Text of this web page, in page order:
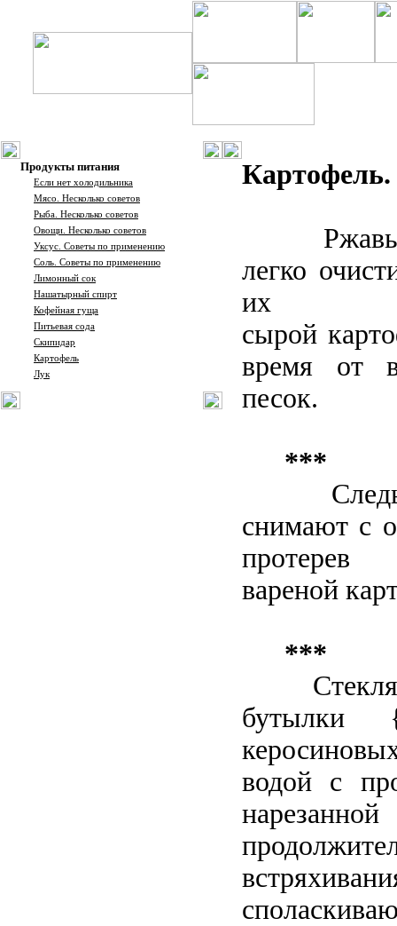
Продукты питания
Если нет холодильника
Мясо. Несколько советов
Рыба. Несколько советов
Овощи. Несколько советов
Уксус. Советы по применению
Соль. Советы по применению
Лимонный сок
Нашатырный спирт
Кофейная гуща
Питьевая сода
Скипидар
Картофель
Лук
Картофель.
легко
их
сырой
время от
песок.
***
снимают с
вареной
***
бутылки
водой с